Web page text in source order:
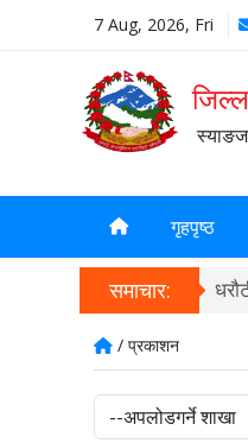
7 Aug, 2026, Fri
गृहपृष्ठ
समाचार:
/ प्रकाशन